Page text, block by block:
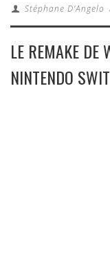
Stéphane D'Angelo
LE REMAKE DE
NINTENDO